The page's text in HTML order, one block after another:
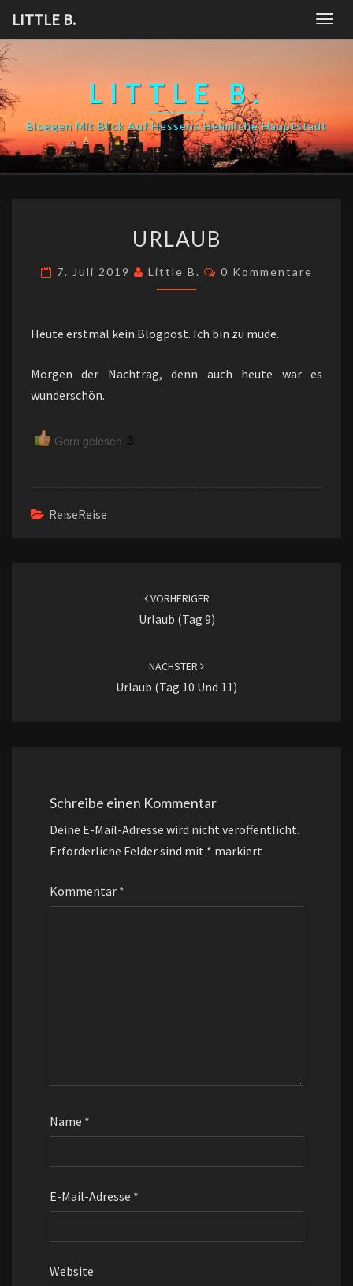
content
LITTLE B.
LITTLE B.
Bloggen Mit Blick Auf Hessens Heimliche Hauptstadt
URLAUB
7. Juli 2019 Little B. Kommentare
0 Kommentare
Heute erstmal kein Blogpost. Ich bin zu müde.
Morgen der Nachtrag, denn auch heute war es
wunderschön.
Gern gelesen 3
ReiseReise
VORHERIGER
Urlaub (Tag 9)
NÄCHSTER
Urlaub (Tag 10 Und 11)
Schreibe einen Kommentar
Deine E-Mail-Adresse wird nicht veröffentlicht.
Erforderliche Felder sind mit * markiert
Kommentar *
Name *
E-Mail-Adresse *
Website